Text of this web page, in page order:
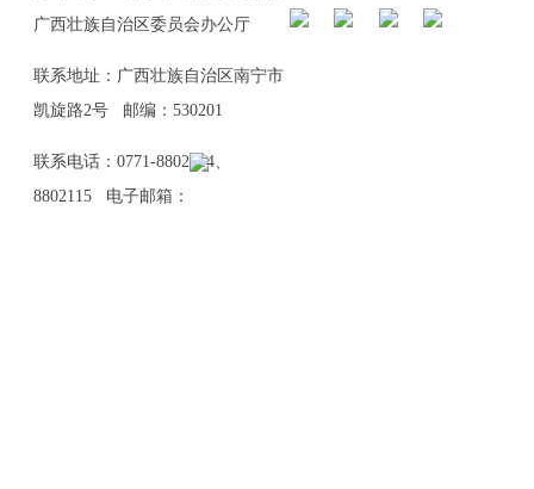
广西壮族自治区委员会办公厅
联系地址：广西壮族自治区南宁市
凯旋路2号 邮编：530201
联系电话：0771-8802114、
8802115 电子邮箱：